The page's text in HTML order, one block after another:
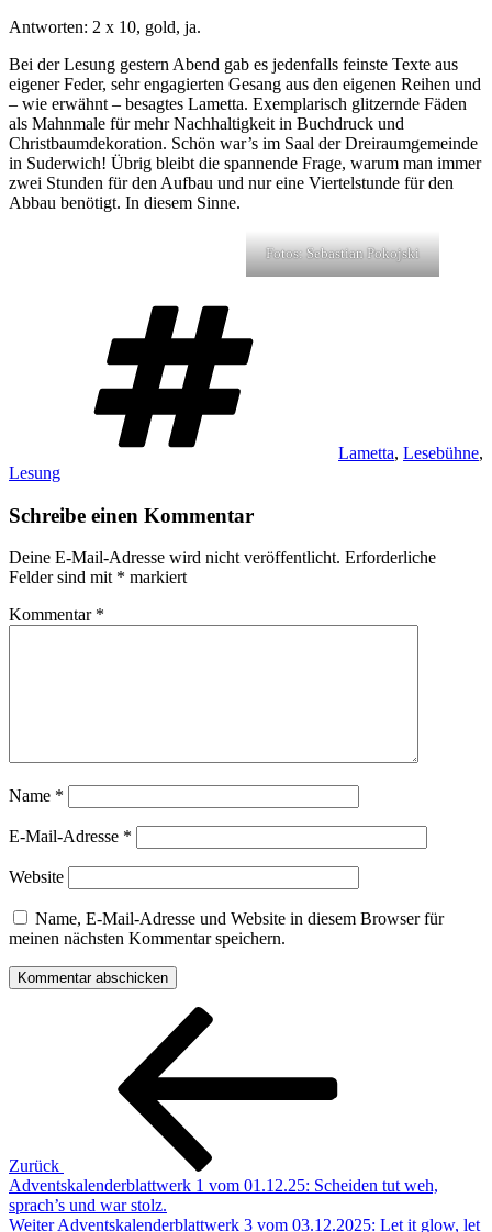
Antworten: 2 x 10, gold, ja.
Bei der Lesung gestern Abend gab es jedenfalls feinste Texte aus
eigener Feder, sehr engagierten Gesang aus den eigenen Reihen und
– wie erwähnt – besagtes Lametta. Exemplarisch glitzernde Fäden
als Mahnmale für mehr Nachhaltigkeit in Buchdruck und
Christbaumdekoration. Schön war’s im Saal der Dreiraumgemeinde
in Suderwich! Übrig bleibt die spannende Frage, warum man immer
zwei Stunden für den Aufbau und nur eine Viertelstunde für den
Abbau benötigt. In diesem Sinne.
Fotos: Sebastian Pokojski
Lametta, Lesebühne,
Lesung
Schreibe einen Kommentar
Deine E-Mail-Adresse wird nicht veröffentlicht. Erforderliche
Felder sind mit * markiert
Kommentar *
Name *
E-Mail-Adresse *
Website
Name, E-Mail-Adresse und Website in diesem Browser für
meinen nächsten Kommentar speichern.
Beitragsnavigation
Zurück
Adventskalenderblattwerk 1 vom 01.12.25: Scheiden tut weh,
sprach’s und war stolz.
Nächster
Weiter Adventskalenderblattwerk 3 vom 03.12.2025: Let it glow, let